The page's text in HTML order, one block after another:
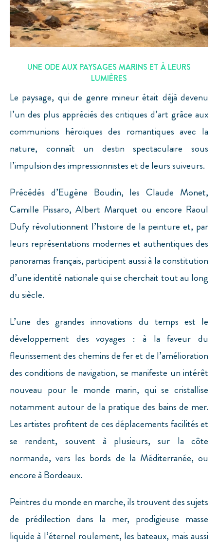
UNE ODE AUX PAYSAGES MARINS ET À LEURS
LUMIÈRES
Le paysage, qui de genre mineur était déjà devenu
l’un des plus appréciés des critiques d’art grâce aux
communions héroïques des romantiques avec la
nature, connaît un destin spectaculaire sous
l’impulsion des impressionnistes et de leurs suiveurs.
Précédés d’Eugène Boudin, les Claude Monet,
Camille Pissaro, Albert Marquet ou encore Raoul
Dufy révolutionnent l’histoire de la peinture et, par
leurs représentations modernes et authentiques des
panoramas français, participent aussi à la constitution
d’une identité nationale qui se cherchait tout au long
du siècle.
L’une des grandes innovations du temps est le
développement des voyages : à la faveur du
fleurissement des chemins de fer et de l’amélioration
des conditions de navigation, se manifeste un intérêt
nouveau pour le monde marin, qui se cristallise
notamment autour de la pratique des bains de mer.
Les artistes profitent de ces déplacements facilités et
se rendent, souvent à plusieurs, sur la côte
normande, vers les bords de la Méditerranée, ou
encore à Bordeaux.
Peintres du monde en marche, ils trouvent des sujets
de prédilection dans la mer, prodigieuse masse
liquide à l’éternel roulement, les bateaux, mais aussi